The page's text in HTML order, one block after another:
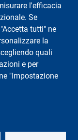
l'efficacia
Se
tutti" ne
la
quali
e per
"Impostazione